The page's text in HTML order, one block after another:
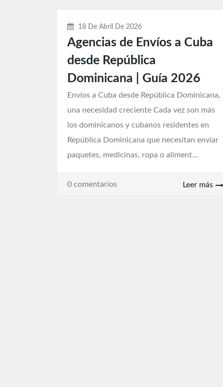
18 De Abril De 2026
Agencias de Envíos a Cuba
desde República
Dominicana | Guía 2026
Envíos a Cuba desde República Dominicana,
una necesidad creciente Cada vez son más
los dominicanos y cubanos residentes en
República Dominicana que necesitan enviar
paquetes, medicinas, ropa o aliment...
0 comentarios Leer más